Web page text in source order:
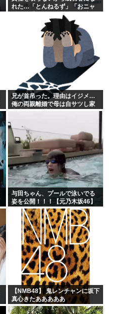
れた…「とんねるず」「おニャ
ン子」「AKB」とヒットを出し
続けた秋元康の哲学！！！
兄が首吊った。理由はイジメ…
俺の両親離婚で母は自サツし家
庭崩壊→首謀者を探しだした俺
刑受けた。子に復讐されるだろ...
与田ちゃん、プールで泳いでる
姿を公開！！！【元乃木坂46】
【NMB48】 鬼レンチャンに坂下
真心きたあああああ